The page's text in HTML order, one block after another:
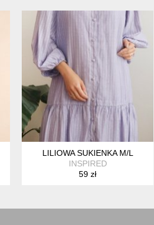
6XL / 52 / 24
LILIOWA SUKIENKA M/L
INSPIRED
59 zł